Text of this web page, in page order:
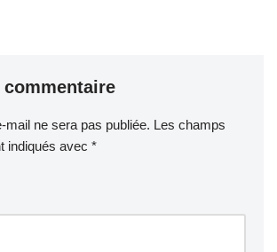
mail ne sera pas publiée. Les champs
indiqués avec *